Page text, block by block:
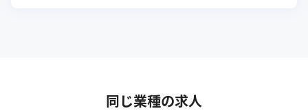
同じ業種の求人